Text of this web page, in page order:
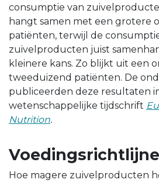
consumptie van
hangt samen met een grotere
patiënten, terwijl de
zuivelproducten juist
kleinere kans. Zo blijkt uit een
tweeduizend patiënten. De
publiceerden deze resultaten
wetenschappelijke tijdschrift
Nutrition.
Hoe magere zuivelproducten